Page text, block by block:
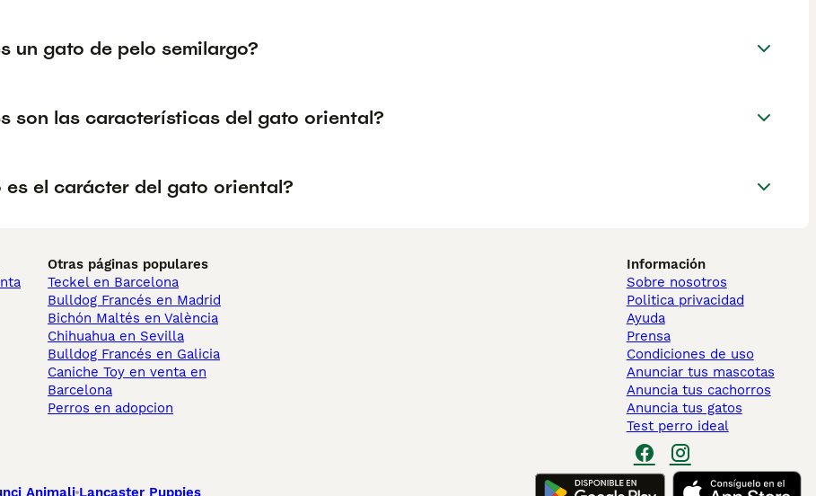
un gato de pelo semilargo?
son las características del gato oriental?
es el carácter del gato oriental?
Otras páginas populares
Teckel en Barcelona
Bulldog Francés en Madrid
Bichón Maltés en València
Chihuahua en Sevilla
Bulldog Francés en Galicia
Caniche Toy en venta en
Barcelona
Perros en adopcion
Información
Sobre nosotros
Politica privacidad
Ayuda
Prensa
Condiciones de uso
Anunciar tus mascotas
Anuncia tus cachorros
Anuncia tus gatos
Test perro ideal
Animali Lancaster Puppies